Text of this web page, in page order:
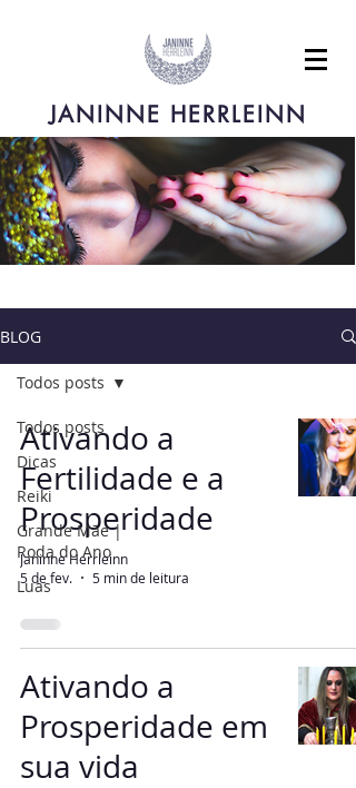
JANINNE HERRLEINN
BLOG
Todos posts
Dicas
Reiki
Grande Mãe |
Roda do Ano
Luas
Todos posts
Ativando a
Fertilidade e a
Prosperidade
Janinne Herrleinn
5 de fev.
5 min de leitura
Ativando a
Prosperidade em
sua vida